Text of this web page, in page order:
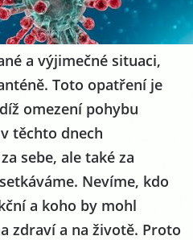
a výjimečné situaci,
Toto opatření je
omezení pohybu
těchto dnech
sebe, ale také za
Nevíme, kdo
a koho by mohl
zdraví a na životě. Proto